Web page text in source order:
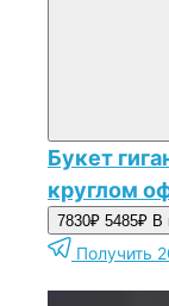
Букет
круглом
7830₽ 5485₽ В
Получить